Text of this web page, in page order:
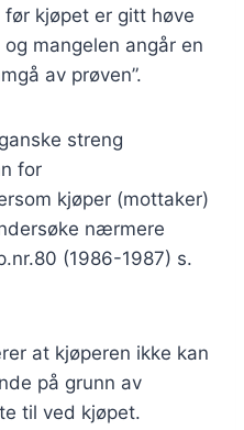
kjøpet er gitt høve
mangelen angår en
av prøven”.
streng
for
kjøper (mottaker)
nærmere
(1986-1987) s.
at kjøperen ikke kan
på grunn av
til ved kjøpet.